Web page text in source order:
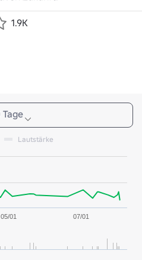
1.9K
Tage
Lautstärke
05/01 07/01